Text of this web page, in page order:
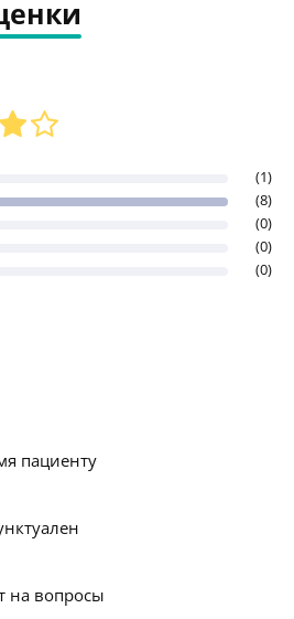
(1)
(8)
(0)
(0)
(0)
пациенту
на вопросы